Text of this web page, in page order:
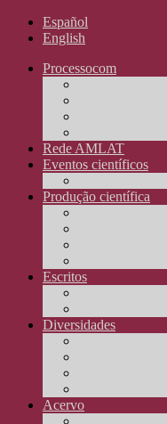
Español
English
Processocom
Rede AMLAT
Eventos científicos
Produção científica
Escritos
Diversidades
Acervo